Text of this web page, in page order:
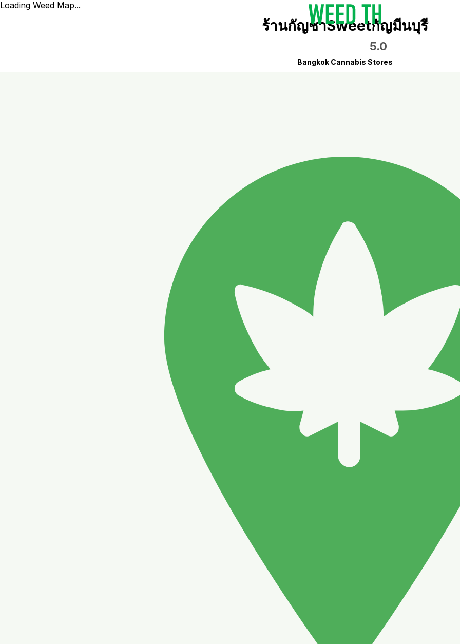
Loading Weed Map...
ร้านกัญชาSweetกัญมีนบุรี
5.0
Bangkok Cannabis Stores